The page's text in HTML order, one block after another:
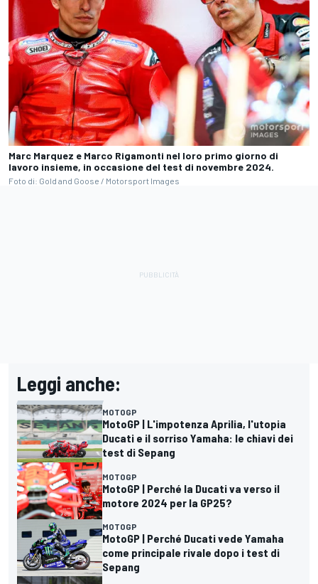
Marc Marquez e Marco Rigamonti nel loro primo giorno di
lavoro insieme, in occasione del test di novembre 2024.
Foto di: Gold and Goose / Motorsport Images
Leggi anche:
MOTOGP
MotoGP | L'impotenza Aprilia, l'utopia
Ducati e il sorriso Yamaha: le chiavi dei
test di Sepang
MOTOGP
MotoGP | Perché la Ducati va verso il
motore 2024 per la GP25?
MOTOGP
MotoGP | Perché Ducati vede Yamaha
come principale rivale dopo i test di
Sepang